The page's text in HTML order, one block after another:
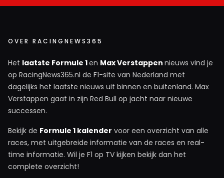
OVER RACINGNEWS365
Het laatste Formule 1en Max Verstappen nieuws vind je
op RacingNews365.nl de F1-site van Nederland met
dagelijks het laatste nieuws uit binnen en buitenland. Max
Verstappen gaat in zijn Red Bull op jacht naar nieuwe
successen.
Bekijk de Formule 1 kalender voor een overzicht van alle
races, met uitgebreide informatie van de races en real-
time informatie. Wil je F1 op TV kijken bekijk dan het
complete overzicht!